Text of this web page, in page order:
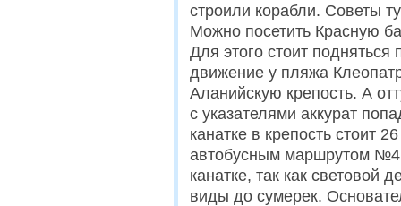
строили корабли. Советы
Можно посетить Красную
Для этого стоит подняться
движение у пляжа
Аланийскую крепость. А
с указателями аккурат
канатке в крепость стоит
автобусным маршрутом
канатке, так как световой
виды до сумерек.